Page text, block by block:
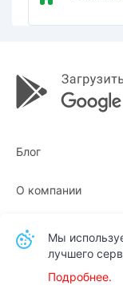
Блог
О компании
Квитанции
Мы
лучшего
Подробнее.